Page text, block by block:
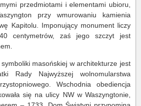
przedmiotami i elementami ubioru,
przy wmurowaniu kamienia
Kapitolu. Imponujący monument liczy
centymetrów, zaś jego szczyt jest
masońskiej w architekturze jest
Rady Najwyższej wolnomularstwa
Wschodnia obediencja
się na ulicy NW w Waszyngtonie,